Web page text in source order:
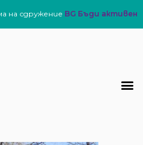
на сдружение BG Бъди активен